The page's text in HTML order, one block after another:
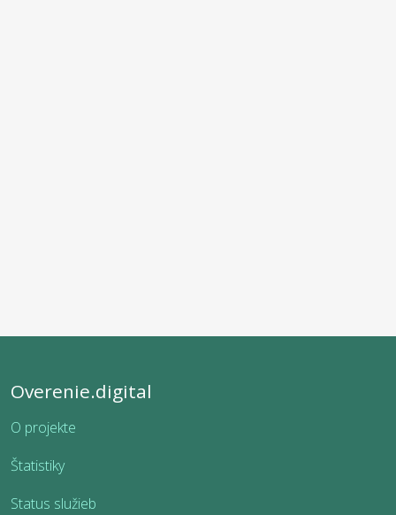
Overenie.digital
O projekte
Štatistiky
Status služieb